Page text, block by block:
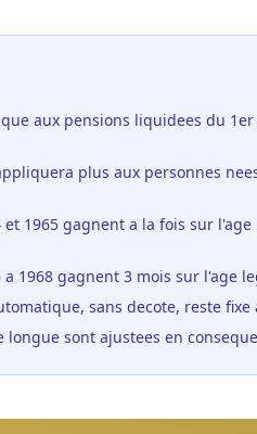
aux pensions liquidees du
plus aux personnes
et 1965 gagnent a la fois sur
a 1968 gagnent 3 mois sur l'age
sans decote, reste
longue sont ajustees en